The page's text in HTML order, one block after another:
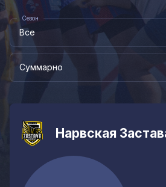
Все
Сезон
Суммарно
Нарвская